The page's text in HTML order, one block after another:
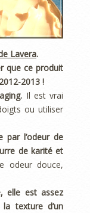
Lavera.
que ce produit
2013 !
Il est vrai
ou utiliser
par l’odeur de
de karité et
odeur douce,
elle est assez
texture d’un